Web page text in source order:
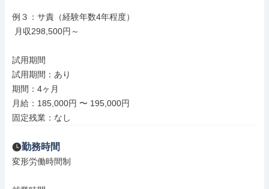
例３：サ責（経験年数4年程度）
試用期間
試用期間：あり
期間：4ヶ月
月給：185,000円 〜 195,000円
固定残業：なし
勤務時間
変形労働時間制